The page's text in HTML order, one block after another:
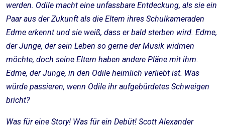
werden. Odile macht eine unfassbare Entdeckung, als sie ein
Paar aus der Zukunft als die Eltern ihres Schulkameraden
Edme erkennt und sie weiß, dass er bald sterben wird. Edme,
der Junge, der sein Leben so gerne der Musik widmen
möchte, doch seine Eltern haben andere Pläne mit ihm.
Edme, der Junge, in den Odile heimlich verliebt ist. Was
würde passieren, wenn Odile ihr aufgebürdetes Schweigen
bricht?
Was für eine Story! Was für ein Debüt! Scott Alexander